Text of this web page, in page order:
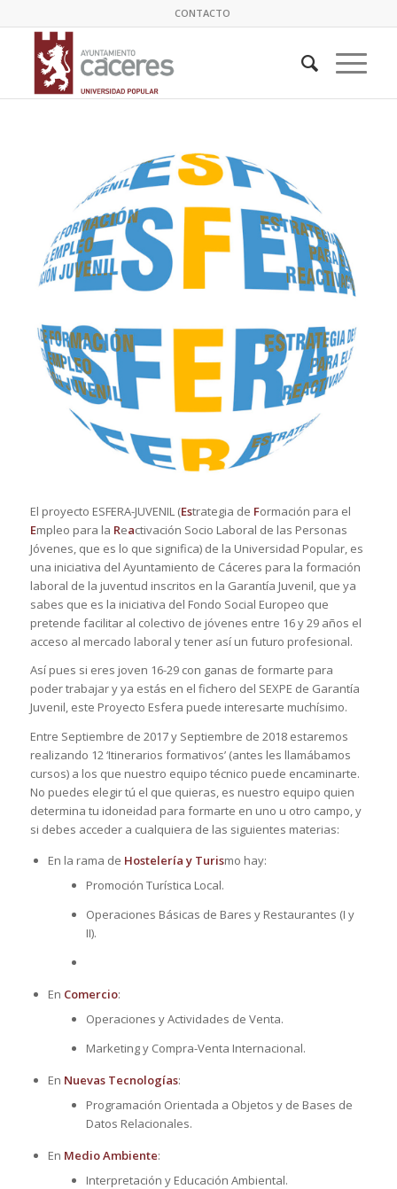
CONTACTO
El proyecto ESFERA-JUVENIL (Estrategia de Formación para el
Empleo para la Reactivación Socio Laboral de las Personas
Jóvenes, que es lo que significa) de la Universidad Popular, es
una iniciativa del Ayuntamiento de Cáceres para la formación
laboral de la juventud inscritos en la Garantía Juvenil, que ya
sabes que es la iniciativa del Fondo Social Europeo que
pretende facilitar al colectivo de jóvenes entre 16 y 29 años el
acceso al mercado laboral y tener así un futuro profesional.
Así pues si eres joven 16-29 con ganas de formarte para
poder trabajar y ya estás en el fichero del SEXPE de Garantía
Juvenil, este Proyecto Esfera puede interesarte muchísimo.
Entre Septiembre de 2017 y Septiembre de 2018 estaremos
realizando 12 ‘Itinerarios formativos’ (antes les llamábamos
cursos) a los que nuestro equipo técnico puede encaminarte.
No puedes elegir tú el que quieras, es nuestro equipo quien
determina tu idoneidad para formarte en uno u otro campo, y
si debes acceder a cualquiera de las siguientes materias:
En la rama de Hostelería y Turismo hay:
Promoción Turística Local.
Operaciones Básicas de Bares y Restaurantes (I y
II).
En Comercio:
Operaciones y Actividades de Venta.
Marketing y Compra-Venta Internacional.
En Nuevas Tecnologías:
Programación Orientada a Objetos y de Bases de
Datos Relacionales.
En Medio Ambiente:
Interpretación y Educación Ambiental.